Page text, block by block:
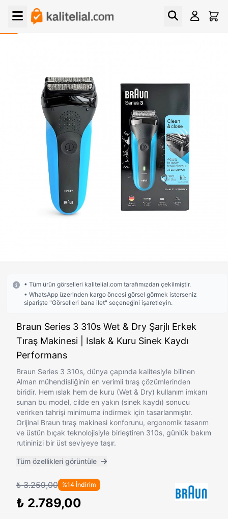
• Tüm ürün görselleri kalitelial.com tarafımızdan çekilmiştir.
• WhatsApp üzerinden kargo öncesi görsel görmek isterseniz
siparişte "Görselleri bana ilet" seçeneğini işaretleyin.
Braun Series 3 310s Wet & Dry Şarjlı Erkek
Tıraş Makinesi | Islak & Kuru Sinek Kaydı
Performans
Braun Series 3 310s, dünya çapında kalitesiyle bilinen
Alman mühendisliğinin en verimli tıraş çözümlerinden
biridir. Hem ıslak hem de kuru (Wet & Dry) kullanım imkanı
sunan bu model, cilde en yakın (sinek kaydı) sonucu
verirken tahrişi minimuma indirmek için tasarlanmıştır.
Orijinal Braun tıraş makinesi konforunu, ergonomik tasarım
ve üstün bıçak teknolojisiyle birleştiren 310s, günlük bakım
rutininizi bir üst seviyeye taşır.
Tüm özellikleri görüntüle
₺ 3.259,00 %14 İndirim
₺ 2.789,00